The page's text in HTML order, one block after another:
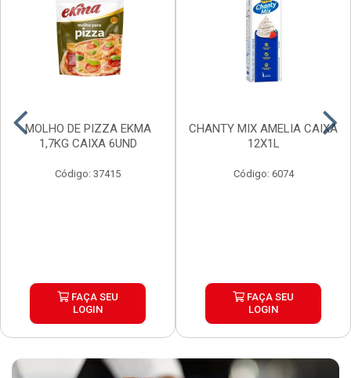
MOLHO DE PIZZA EKMA
1,7KG CAIXA 6UND
Código: 37415
FAÇA SEU
LOGIN
CHANTY MIX AMELIA CAIXA
12X1L
Código: 6074
FAÇA SEU
LOGIN